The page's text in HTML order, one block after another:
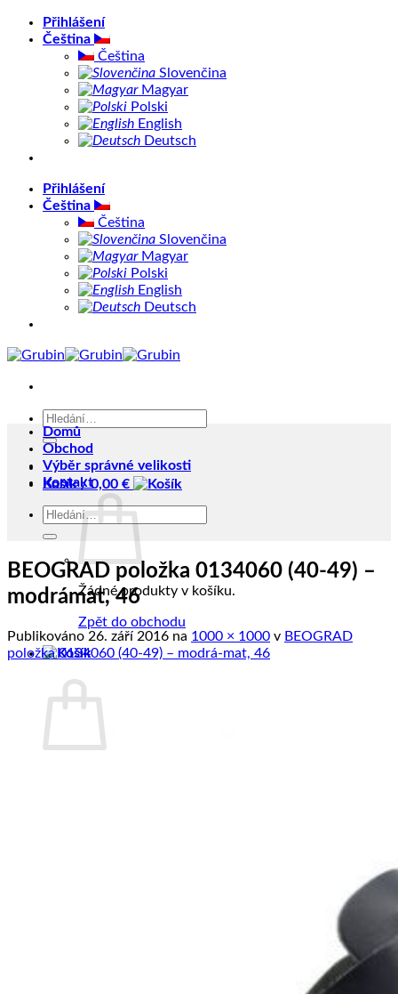
PřeskočitPřihlášení
Čeština
Čeština
Slovenčina
Magyar
Polski
English
Deutsch
Přihlášení
Čeština
Čeština
Slovenčina
Magyar
Polski
English
Deutsch
Hledat:
Košík /0,00 €
Žádné produkty v košíku.
Zpět do obchodu
Domů
Obchod
Výběr správné velikosti
Kontakt
Hledat:
BEOGRAD položka 0134060 (40-49) –
modrámat, 46
Publikováno 26. září 2016 na 1000 × 1000 v BEOGRAD
položka 0134060 (40-49) – modrá-mat, 46